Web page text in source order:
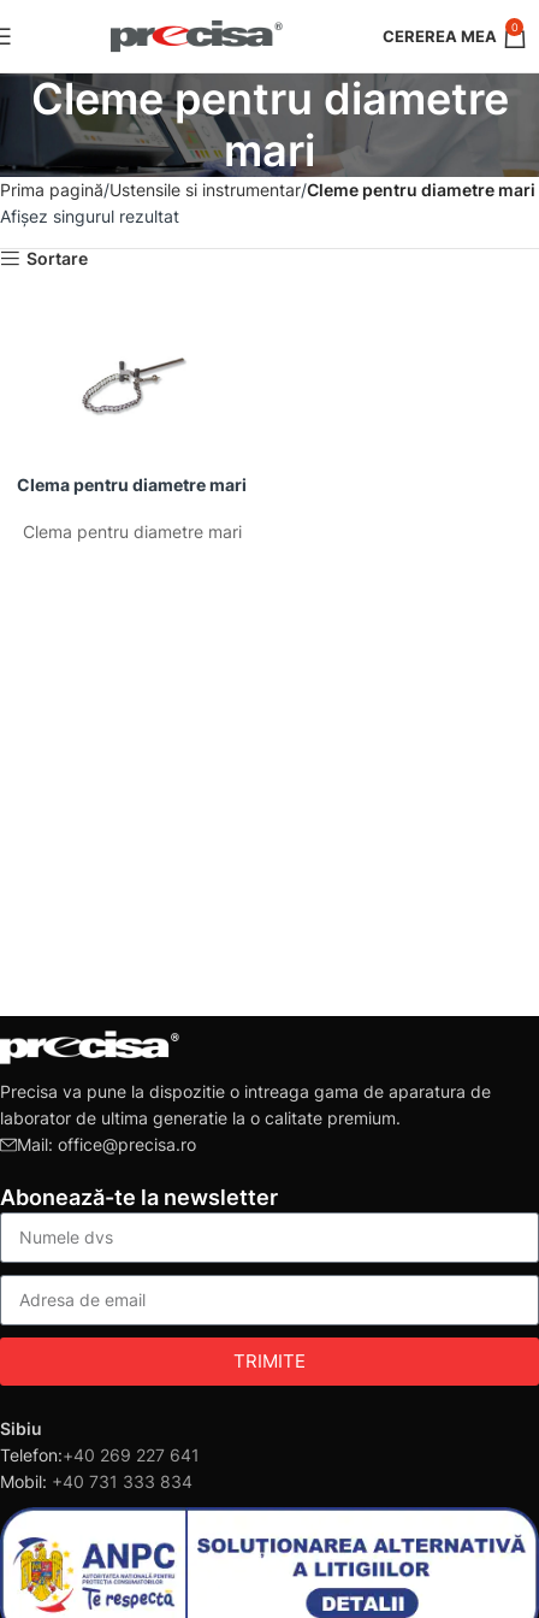
0
Cleme pentru diametre
mari
Prima pagină Ustensile si instrumentar Cleme pentru diametre mari
Afișez singurul rezultat
Sortare
Clema pentru diametre mari
Clema pentru diametre mari
Precisa va pune la dispozitie o intreaga gama de aparatura de
laborator de ultima generatie la o calitate premium.
Mail: office@precisa.ro
Abonează-te la newsletter
TRIMITE
Sibiu
Telefon:+40 269 227 641
Mobil: +40 731 333 834